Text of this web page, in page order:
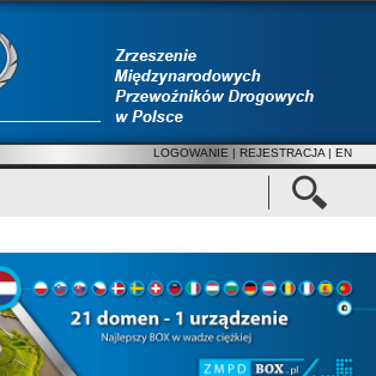
LOGOWANIE | REJESTRACJA | EN